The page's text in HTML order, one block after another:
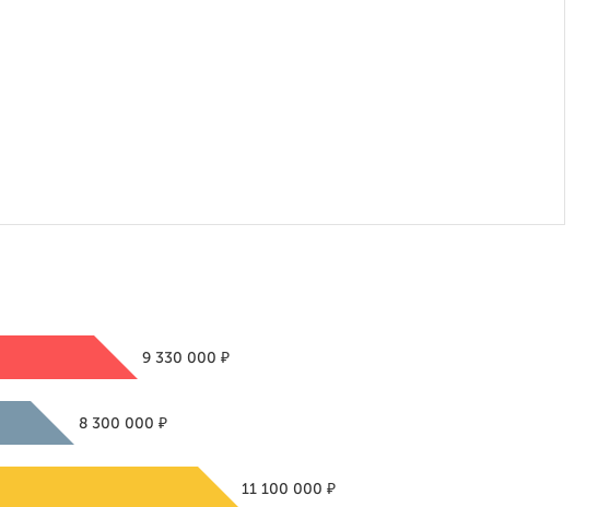
9 330 000 ₽
8 300 000₽
11 100 000₽